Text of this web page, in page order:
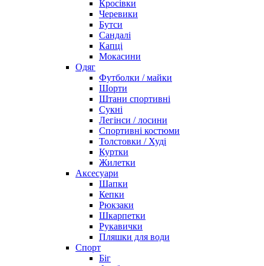
Кросівки
Черевики
Бутси
Сандалі
Капці
Мокасини
Одяг
Футболки / майки
Шорти
Штани спортивні
Сукні
Легінси / лосини
Спортивні костюми
Толстовки / Худі
Куртки
Жилетки
Аксесуари
Шапки
Кепки
Рюкзаки
Шкарпетки
Рукавички
Пляшки для води
Спорт
Біг